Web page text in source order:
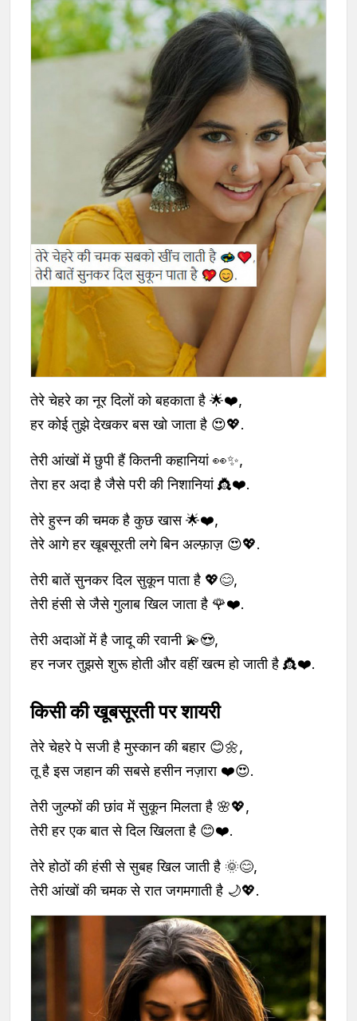
तेरे चेहरे का नूर दिलों को बहकाता है 🌟❤️,
हर कोई तुझे देखकर बस खो जाता है 😍💖.
तेरी आंखों में छुपी हैं कितनी कहानियां 👀✨,
तेरा हर अदा है जैसे परी की निशानियां 👸❤️.
तेरे हुस्न की चमक है कुछ खास 🌟❤️,
तेरे आगे हर खूबसूरती लगे बिन अल्फ़ाज़ 😍💖.
तेरी बातें सुनकर दिल सुकून पाता है 💖😊,
तेरी हंसी से जैसे गुलाब खिल जाता है 🌹❤️.
तेरी अदाओं में है जादू की रवानी 💫😍,
हर नजर तुझसे शुरू होती और वहीं खत्म हो जाती है 👸❤️.
किसी की खूबसूरती पर शायरी
तेरे चेहरे पे सजी है मुस्कान की बहार 😊🌼,
तू है इस जहान की सबसे हसीन नज़ारा ❤️😍.
तेरी जुल्फों की छांव में सुकून मिलता है 🌸💖,
तेरी हर एक बात से दिल खिलता है 😊❤️.
तेरे होठों की हंसी से सुबह खिल जाती है 🌞😊,
तेरी आंखों की चमक से रात जगमगाती है 🌙💖.